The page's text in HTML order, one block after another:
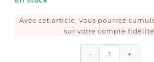
Avec cet article, vous pourrez
sur votre compte